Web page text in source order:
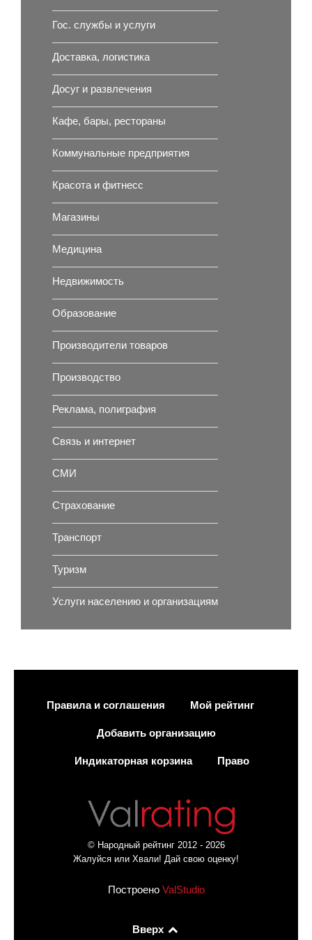
Гос. службы и услуги
Доставка, логистика
Досуг и развлечения
Кафе, бары, рестораны
Коммунальные предприятия
Красота и фитнесс
Магазины
Медицина
Недвижимость
Образование
Производители товаров
Производство
Реклама, полиграфия
Связь и интернет
СМИ
Страхование
Транспорт
Туризм
Услуги населению и организациям
Правила и соглашения Мой рейтинг
Добавить организацию
Индикаторная корзина Право
© Народный рейтинг 2012 - 2026
Жалуйся или Хвали! Дай свою оценку!
Построено ValStudio
Вверх